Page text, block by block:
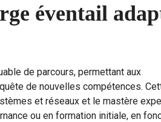
éventail
de parcours, permettant aux
de nouvelles compétences.
et réseaux et le mastère
ou en formation initiale, en